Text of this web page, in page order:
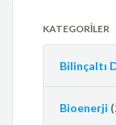
KATEGORILER
Bilinçaltı
Bioenerji